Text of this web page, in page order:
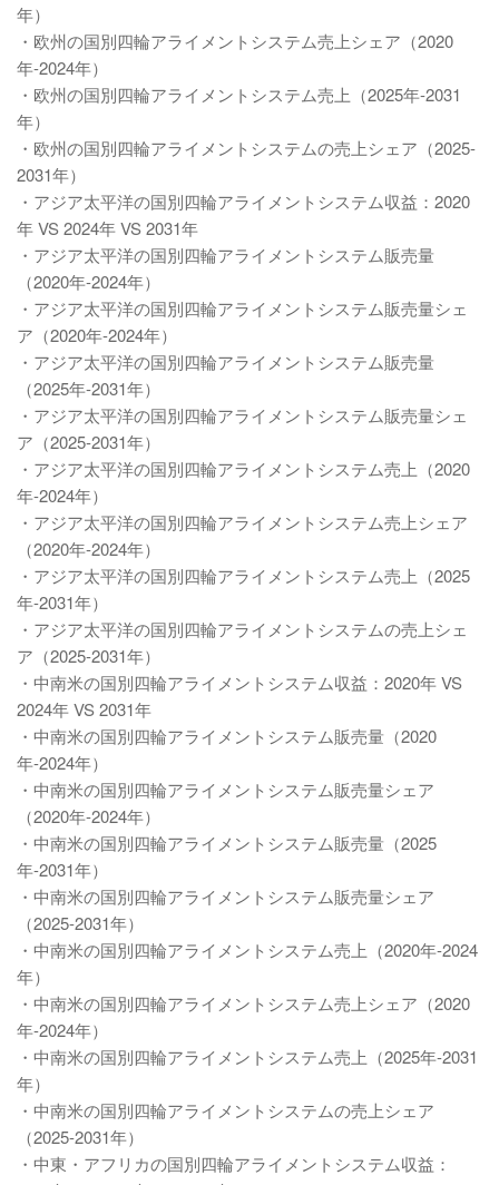
年）
・欧州の国別四輪アライメントシステム売上シェア（2020
年-2024年）
・欧州の国別四輪アライメントシステム売上（2025年-2031
年）
・欧州の国別四輪アライメントシステムの売上シェア（2025-
2031年）
・アジア太平洋の国別四輪アライメントシステム収益：2020
年 VS 2024年 VS 2031年
・アジア太平洋の国別四輪アライメントシステム販売量
（2020年-2024年）
・アジア太平洋の国別四輪アライメントシステム販売量シェ
ア（2020年-2024年）
・アジア太平洋の国別四輪アライメントシステム販売量
（2025年-2031年）
・アジア太平洋の国別四輪アライメントシステム販売量シェ
ア（2025-2031年）
・アジア太平洋の国別四輪アライメントシステム売上（2020
年-2024年）
・アジア太平洋の国別四輪アライメントシステム売上シェア
（2020年-2024年）
・アジア太平洋の国別四輪アライメントシステム売上（2025
年-2031年）
・アジア太平洋の国別四輪アライメントシステムの売上シェ
ア（2025-2031年）
・中南米の国別四輪アライメントシステム収益：2020年 VS
2024年 VS 2031年
・中南米の国別四輪アライメントシステム販売量（2020
年-2024年）
・中南米の国別四輪アライメントシステム販売量シェア
（2020年-2024年）
・中南米の国別四輪アライメントシステム販売量（2025
年-2031年）
・中南米の国別四輪アライメントシステム販売量シェア
（2025-2031年）
・中南米の国別四輪アライメントシステム売上（2020年-2024
年）
・中南米の国別四輪アライメントシステム売上シェア（2020
年-2024年）
・中南米の国別四輪アライメントシステム売上（2025年-2031
年）
・中南米の国別四輪アライメントシステムの売上シェア
（2025-2031年）
・中東・アフリカの国別四輪アライメントシステム収益：